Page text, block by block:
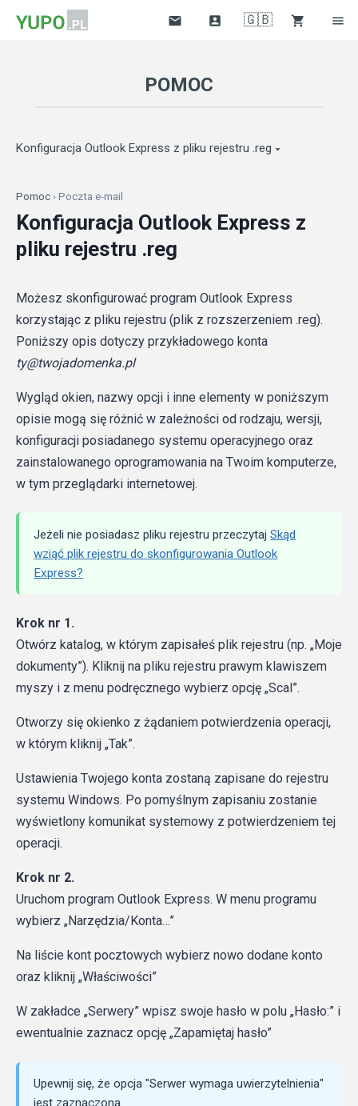
  🇬🇧  
POMOC
Konfiguracja Outlook Express z pliku rejestru .reg 
Pomoc › Poczta e-mail
Konfiguracja Outlook Express z
pliku rejestru .reg
Możesz skonfigurować program Outlook Express
korzystając z pliku rejestru (plik z rozszerzeniem .reg).
Poniższy opis dotyczy przykładowego konta
ty@twojadomenka.pl
Wygląd okien, nazwy opcji i inne elementy w poniższym
opisie mogą się różnić w zależności od rodzaju, wersji,
konfiguracji posiadanego systemu operacyjnego oraz
zainstalowanego oprogramowania na Twoim komputerze,
w tym przeglądarki internetowej.
Jeżeli nie posiadasz pliku rejestru przeczytajSkąd
wziąć plik rejestru do skonfigurowania Outlook
Express?
Krok nr 1.
Otwórz katalog, w którym zapisałeś plik rejestru (np. „Moje
dokumenty”). Kliknij na pliku rejestru prawym klawiszem
myszy i z menu podręcznego wybierz opcję „Scal”.
Otworzy się okienko z żądaniem potwierdzenia operacji,
w którym kliknij „Tak”.
Ustawienia Twojego konta zostaną zapisane do rejestru
systemu Windows. Po pomyślnym zapisaniu zostanie
wyświetlony komunikat systemowy z potwierdzeniem tej
operacji.
Krok nr 2.
Uruchom program Outlook Express. W menu programu
wybierz „Narzędzia/Konta…”
Na liście kont pocztowych wybierz nowo dodane konto
oraz kliknij „Właściwości”
W zakładce „Serwery” wpisz swoje hasło w polu „Hasło:” i
ewentualnie zaznacz opcję „Zapamiętaj hasło”
Upewnij się, że opcja "Serwer wymaga uwierzytelnienia"